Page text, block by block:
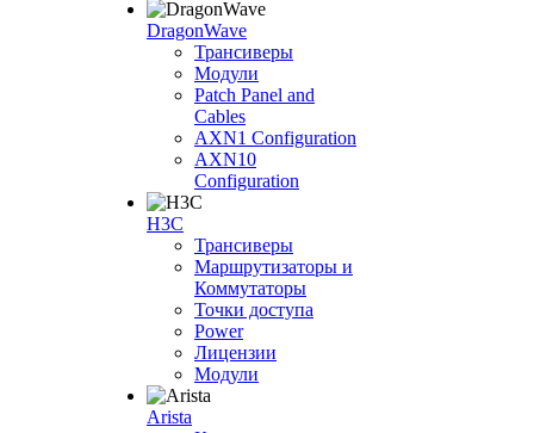
DragonWave
Трансиверы
Модули
Patch Panel and
Cables
AXN1 Configuration
AXN10
Configuration
H3С
Трансиверы
Маршрутизаторы и
Коммутаторы
Точки доступа
Power
Лицензии
Модули
Arista